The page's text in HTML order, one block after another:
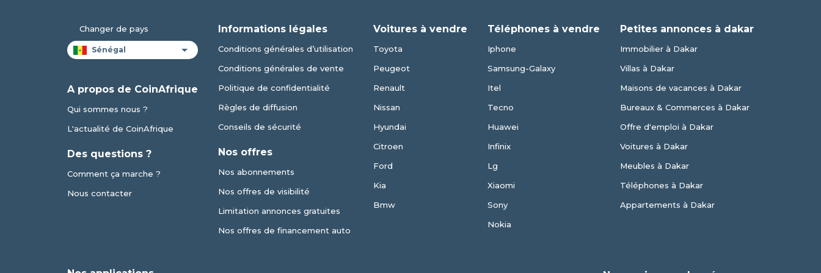
Changer de pays
A propos de CoinAfrique
Qui sommes nous ?
L'actualité de CoinAfrique
Des questions ?
Comment ça marche ?
Nous contacter
Informations légales
Conditions générales d’utilisation
Conditions générales de vente
Politique de confidentialité
Règles de diffusion
Conseils de sécurité
Nos offres
Nos abonnements
Nos offres de visibilité
Limitation annonces gratuites
Nos offres de financement auto
Voitures à vendre
Toyota
Peugeot
Renault
Nissan
Hyundai
Citroen
Ford
Kia
Bmw
Téléphones à vendre
Iphone
Samsung-Galaxy
Itel
Tecno
Huawei
Infinix
Lg
Xiaomi
Sony
Nokia
Petites annonces à dakar
Immobilier à Dakar
Villas à Dakar
Maisons de vacances à Dakar
Bureaux & Commerces à Dakar
Offre d'emploi à Dakar
Voitures à Dakar
Meubles à Dakar
Téléphones à Dakar
Appartements à Dakar